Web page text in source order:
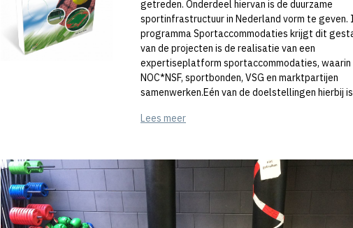
getreden. Onderdeel hiervan is de duurzame
sportinfrastructuur in Nederland vorm te geven.
programma Sportaccommodaties krijgt dit
van de projecten is de realisatie van een
expertiseplatform sportaccommodaties, waarin
NOC*NSF, sportbonden, VSG en marktpartijen
samenwerken.Eén van de doelstellingen hierbij
Lees meer